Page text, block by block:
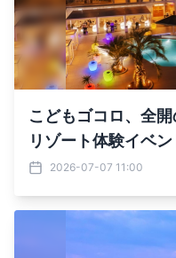
こどもゴコロ、全
リゾート体験イベ
月11日(土)～8月30
2026-07-07 11:00